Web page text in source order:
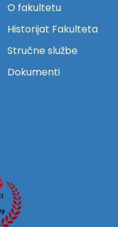
O fakultetu
Historijat Fakulteta
Stručne službe
Dokumenti